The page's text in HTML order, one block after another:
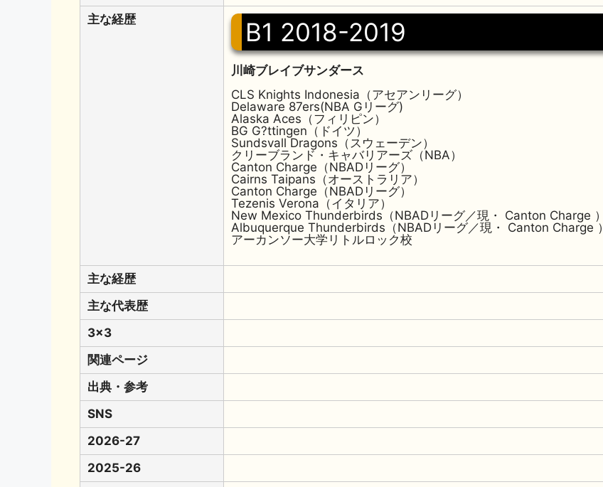
主な経歴
B1 2018-2019
川崎ブレイブサンダース
CLS Knights Indonesia（アセアンリーグ）
Delaware 87ers(NBA Gリーグ)
Alaska Aces（フィリピン）
BG G?ttingen（ドイツ）
Sundsvall Dragons（スウェーデン）
クリーブランド・キャバリアーズ（NBA）
Canton Charge（NBADリーグ）
Cairns Taipans（オーストラリア）
Canton Charge（NBADリーグ）
Tezenis Verona（イタリア）
New Mexico Thunderbirds（NBADリーグ／現・ Canton Charge ）
Albuquerque Thunderbirds（NBADリーグ／現・ Canton Charge ）
アーカンソー大学リトルロック校
主な経歴
主な代表歴
3x3
関連ページ
出典・参考
SNS
2026-27
2025-26